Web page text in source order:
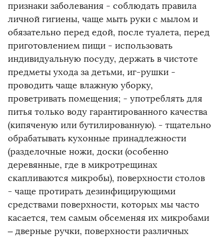
признаки заболевания - соблюдать правила
личной гигиены, чаще мыть руки с мылом и
обязательно перед едой, после туалета, перед
приготовлением пищи - использовать
индивидуальную посуду, держать в чистоте
предметы ухода за детьми, иг-рушки -
проводить чаще влажную уборку,
проветривать помещения; - употреблять для
питья только воду гарантированного качества
(кипяченую или бутилированную). - тщательно
обрабатывать кухонные принадлежности
(разделочные ножи, доски (особенно
деревянные, где в микротрещинах
скапливаются микробы), поверхности столов
- чаще протирать дезинфицирующими
средствами поверхности, которых мы часто
касается, тем самым обсеменяя их микробами
– дверные ручки, поверхности различных